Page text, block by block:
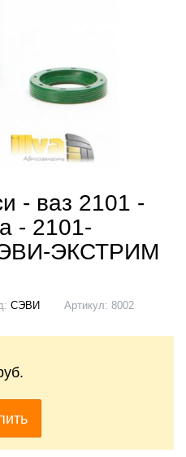
- ваз 2101 -
- 2101-
ЭКСТРИМ
СЭВИ Артикул: 8002